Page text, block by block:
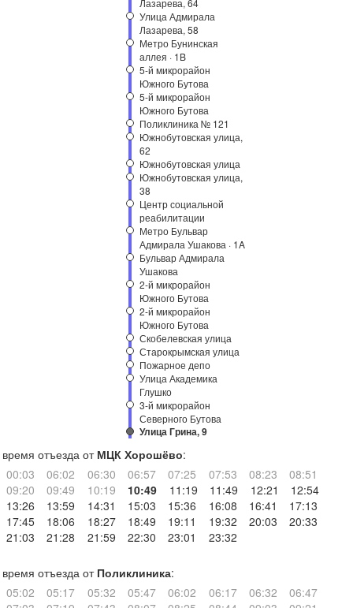
Лазарева, 64
Улица Адмирала
Лазарева, 58
Метро Бунинская
аллея · 1B
5-й микрорайон
Южного Бутова
5-й микрорайон
Южного Бутова
Поликлиника № 121
Южнобутовская улица,
62
Южнобутовская улица
Южнобутовская улица,
38
Центр социальной
реабилитации
Метро Бульвар
Адмирала Ушакова · 1A
Бульвар Адмирала
Ушакова
2-й микрорайон
Южного Бутова
2-й микрорайон
Южного Бутова
Скобелевская улица
Старокрымская улица
Пожарное депо
Улица Академика
Глушко
3-й микрорайон
Северного Бутова
Улица Грина, 9
время отъезда от МЦК Хорошёво:
00:03
06:02 06:30 06:57 07:25 07:53 08:23
08:51
09:20
09:49 10:19 10:49 11:19 11:49 12:21
12:54
13:26
13:59 14:31 15:03 15:36 16:08 16:41
17:13
17:45
18:06 18:27 18:49 19:11 19:32 20:03
20:33
21:03
21:28 21:59 22:30 23:01 23:32
время отъезда от Поликлиника:
05:02
05:17 05:32 05:47 06:02 06:17 06:32
06:47